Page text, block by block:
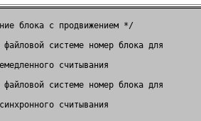
блока с продвижением */
системе номер блока для
немедленного считывания
системе номер блока для
асинхронного считывания